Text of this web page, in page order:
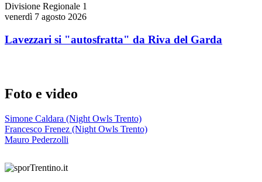
Divisione Regionale 1
venerdì 7 agosto 2026
Lavezzari si "autosfratta" da Riva del Garda
Foto e video
Simone Caldara (Night Owls Trento)
Francesco Frenez (Night Owls Trento)
Mauro Pederzolli